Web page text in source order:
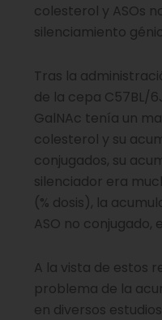
colesterol y ASOs
silenciamiento
Tras la
de la cepa C57BL/
GalNAc tenía un
colesterol y su
conjugados, su
silenciador era
(% dosis), la
ASO no
A la vista de estos
problema de la
en diversos